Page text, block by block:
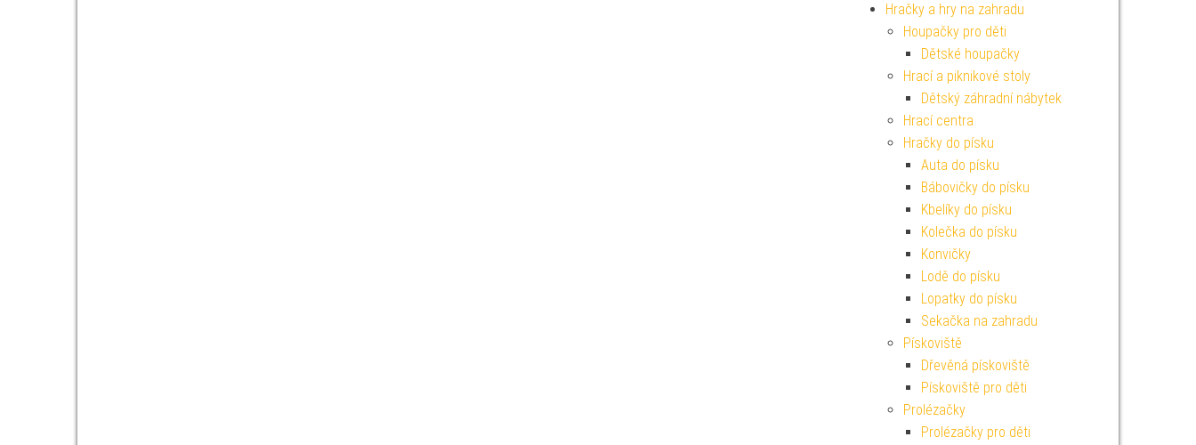
Hračky a hry na zahradu
Houpačky pro děti
Dětské houpačky
Hrací a piknikové stoly
Dětský záhradní nábytek
Hrací centra
Hračky do písku
Auta do písku
Bábovičky do písku
Kbelíky do písku
Kolečka do písku
Konvičky
Lodě do písku
Lopatky do písku
Sekačka na zahradu
Pískoviště
Dřevěná pískoviště
Pískoviště pro děti
Prolézačky
Prolézačky pro děti